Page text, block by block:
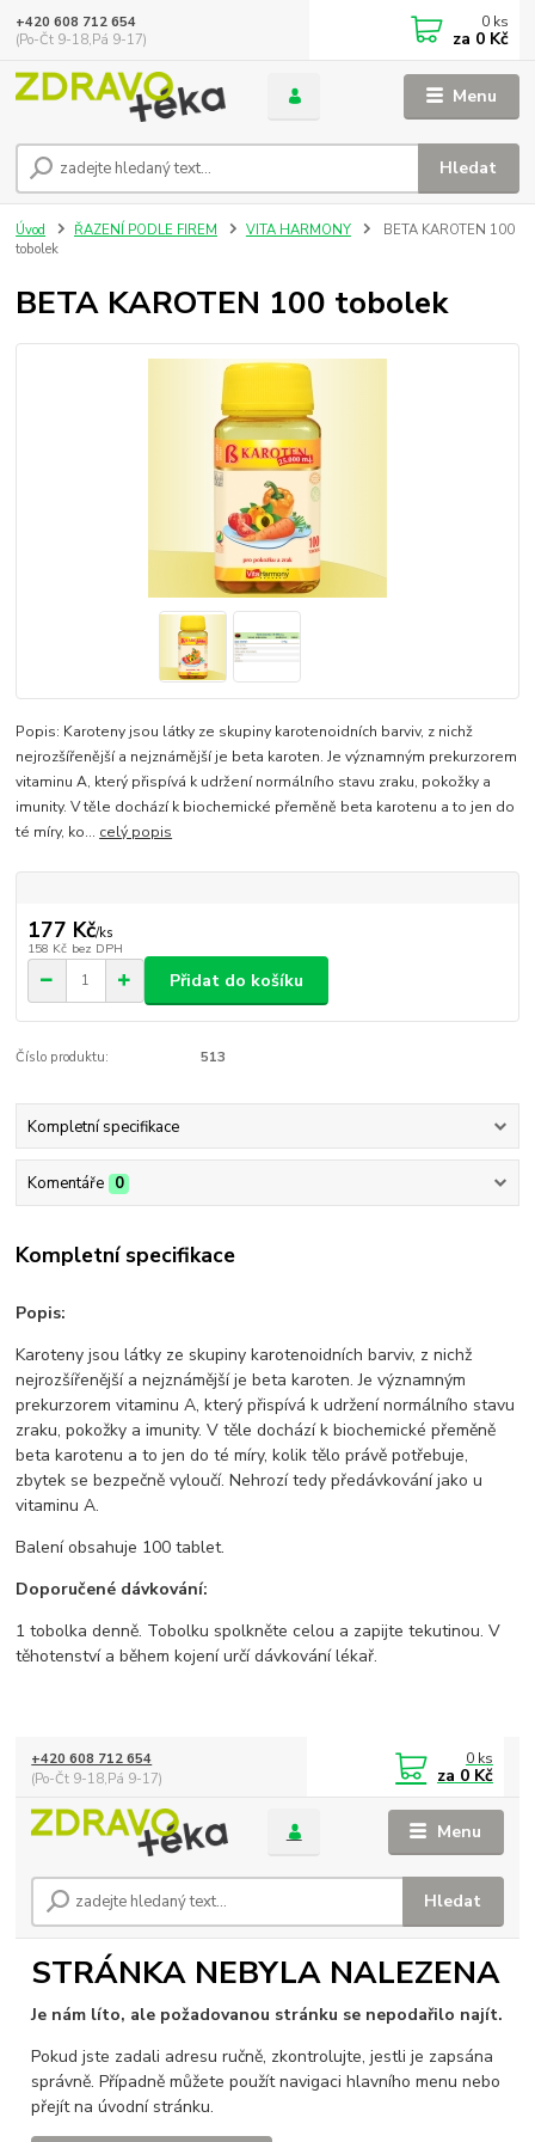
Menu
Hledat
+420 608 712 654
(Po-Čt 9-18,Pá 9-17)
0 ks
za 0 Kč
Úvod ŘAZENÍ PODLE FIREM VITA HARMONY
BETA KAROTEN 100
tobolek
BETA KAROTEN 100 tobolek
Popis: Karoteny jsou látky ze skupiny karotenoidních barviv, z nichž
nejrozšířenější a nejznámější je beta karoten. Je významným prekurzorem
vitaminu A, který přispívá k udržení normálního stavu zraku, pokožky a
imunity. V těle dochází k biochemické přeměně beta karotenu a to jen do
té míry, ko... celý popis
177 Kč/ks
158 Kč bez DPH
Přidat do košíku
Číslo produktu: 513
Kompletní specifikace
Komentáře 0
Kompletní specifikace
Popis:
Karoteny jsou látky ze skupiny karotenoidních barviv, z nichž
nejrozšířenější a nejznámější je beta karoten. Je významným
prekurzorem vitaminu A, který přispívá k udržení normálního stavu
zraku, pokožky a imunity. V těle dochází k biochemické přeměně
beta karotenu a to jen do té míry, kolik tělo právě potřebuje,
zbytek se bezpečně vyloučí. Nehrozí tedy předávkování jako u
vitaminu A.
Balení obsahuje 100 tablet.
Doporučené dávkování:
1 tobolka denně. Tobolku spolkněte celou a zapijte tekutinou. V
těhotenství a během kojení určí dávkování lékař.
Menu
Hledat
+420 608 712 654
(Po-Čt 9-18,Pá 9-17)
0 ks
za 0 Kč
STRÁNKA NEBYLA NALEZENA
Je nám líto, ale požadovanou stránku se nepodařilo najít.
Pokud jste zadali adresu ručně, zkontrolujte, jestli je zapsána
správně. Případně můžete použít navigaci hlavního menu nebo
přejít na úvodní stránku.